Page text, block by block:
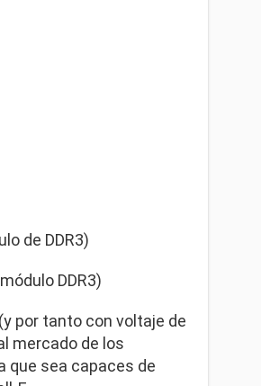
de DDR3)
DDR3)
por tanto con voltaje de
mercado de los
que sea capaces de